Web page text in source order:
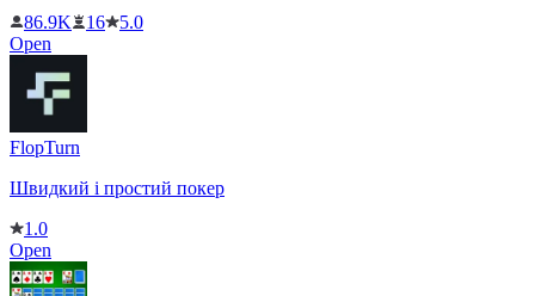
86.9K
16
5.0
Open
FlopTurn
Швидкий і простий покер
1.0
Open